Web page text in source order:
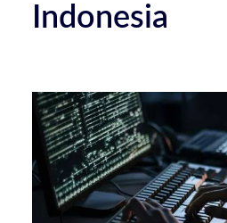
Indonesia